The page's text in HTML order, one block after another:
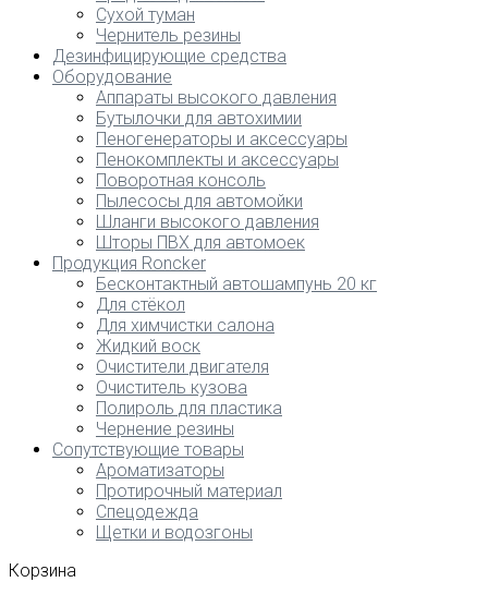
Сухой туман
Чернитель резины
Дезинфицирующие средства
Оборудование
Аппараты высокого давления
Бутылочки для автохимии
Пеногенераторы и аксессуары
Пенокомплекты и аксессуары
Поворотная консоль
Пылесосы для автомойки
Шланги высокого давления
Шторы ПВХ для автомоек
Продукция Roncker
Бесконтактный автошампунь 20 кг
Для стёкол
Для химчистки салона
Жидкий воск
Очистители двигателя
Очиститель кузова
Полироль для пластика
Чернение резины
Сопутствующие товары
Ароматизаторы
Протирочный материал
Спецодежда
Щетки и водозгоны
Корзина